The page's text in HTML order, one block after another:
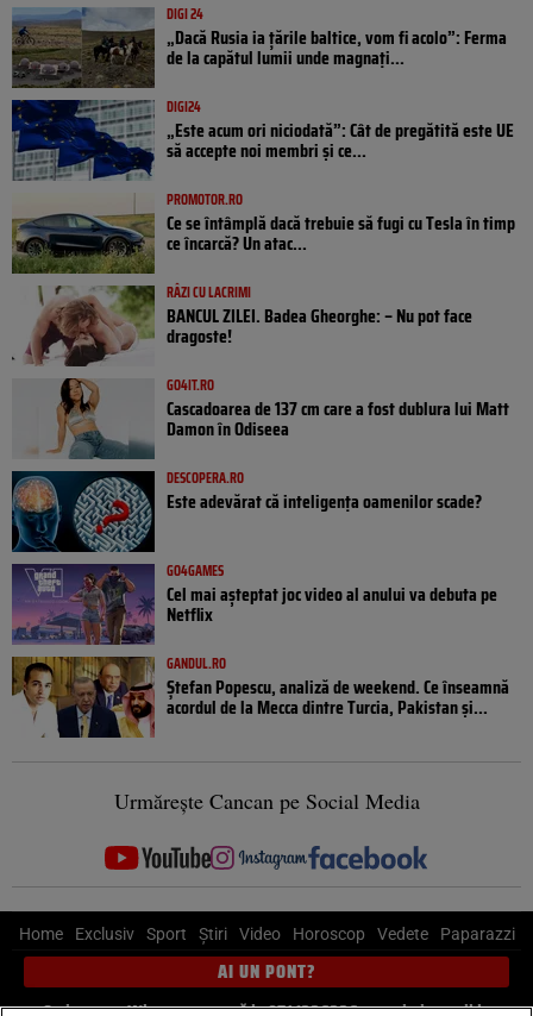
DIGI 24
„Dacă Rusia ia țările baltice, vom fi acolo”: Ferma
de la capătul lumii unde magnați...
DIGI24
„Este acum ori niciodată”: Cât de pregătită este UE
să accepte noi membri și ce...
PROMOTOR.RO
Ce se întâmplă dacă trebuie să fugi cu Tesla în timp
ce încarcă? Un atac...
RÂZI CU LACRIMI
BANCUL ZILEI. Badea Gheorghe: – Nu pot face
dragoste!
GO4IT.RO
Cascadoarea de 137 cm care a fost dublura lui Matt
Damon în Odiseea
DESCOPERA.RO
Este adevărat că inteligența oamenilor scade?
GO4GAMES
Cel mai așteptat joc video al anului va debuta pe
Netflix
GANDUL.RO
Ștefan Popescu, analiză de weekend. Ce înseamnă
acordul de la Mecca dintre Turcia, Pakistan şi...
Urmărește Cancan pe Social Media
Home Exclusiv Sport Știri Video Horoscop Vedete Paparazzi
AI UN PONT?